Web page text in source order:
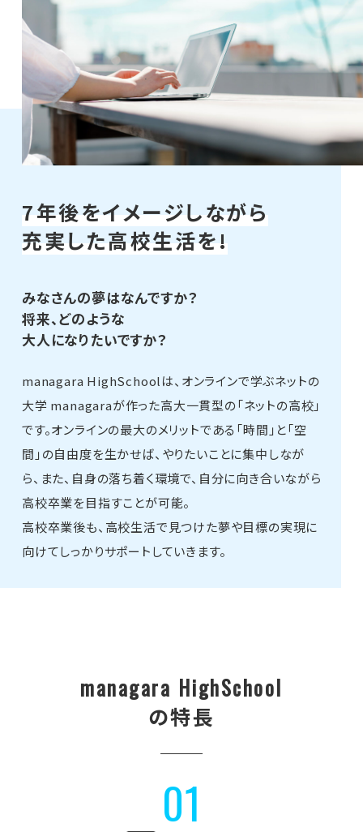
7年後をイメージしながら
充実した高校生活を!
みなさんの夢はなんですか？
将来、どのような
大人になりたいですか？
managara HighSchoolは、オンラインで学ぶネットの
大学 managaraが作った高大一貫型の「ネットの高校」
です。オンラインの最大のメリットである「時間」と「空
間」の自由度を生かせば、やりたいことに集中しなが
ら、また、自身の落ち着く環境で、自分に向き合いながら
高校卒業を目指すことが可能。
高校卒業後も、高校生活で見つけた夢や目標の実現に
向けてしっかりサポートしていきます。
managara HighSchool
の特長